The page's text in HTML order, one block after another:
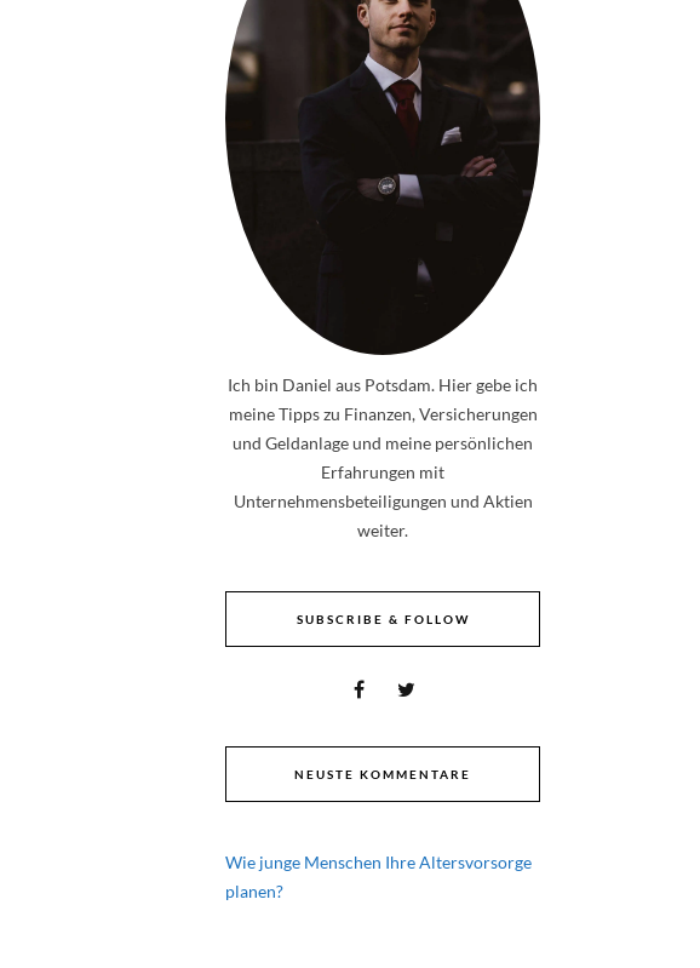
Ich bin Daniel aus Potsdam. Hier gebe ich
meine Tipps zu Finanzen, Versicherungen
und Geldanlage und meine persönlichen
Erfahrungen mit
Unternehmensbeteiligungen und Aktien
weiter.
SUBSCRIBE & FOLLOW
NEUSTE KOMMENTARE
Wie junge Menschen Ihre Altersvorsorge
planen?